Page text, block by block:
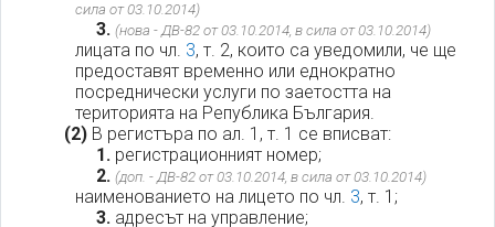
сила от 03.10.2014)
3. (нова - ДВ-82 от 03.10.2014, в сила от 03.10.2014)
лицата по чл. 3, т. 2, които са уведомили, че ще
предоставят временно или еднократно
посреднически услуги по заетостта на
територията на Република България.
(2) В регистъра по ал. 1, т. 1 се вписват:
1.регистрационният номер;
2. (доп. - ДВ-82 от 03.10.2014, в сила от 03.10.2014)
наименованието на лицето по чл. 3, т. 1;
3.адресът на управление;